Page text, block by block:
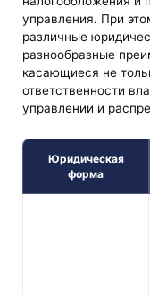
управления. При
различные
разнообразные
касающиеся не
ответственности
управлении и
Юридическая
форма